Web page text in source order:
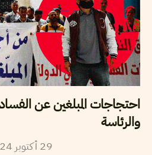
احتجاجات المبلغين عن
والرئاسة
29أكتوبر